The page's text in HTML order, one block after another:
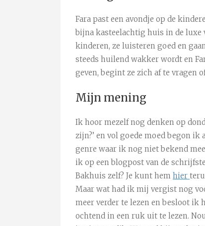
Fara past een avondje op de
bijna kasteelachtig huis in de
kinderen, ze luisteren goed en
steeds huilend wakker wordt en
geven, begint ze zich af te vragen
Mijn mening
Ik hoor mezelf nog denken op
zijn?’ en vol goede moed begon ik
genre waar ik nog niet bekend
ik op een blogpost van de
Bakhuis zelf? Je kunt hem hier
Maar wat had ik mij vergist nog
meer verder te lezen en besloot ik
ochtend in een ruk uit te lezen.